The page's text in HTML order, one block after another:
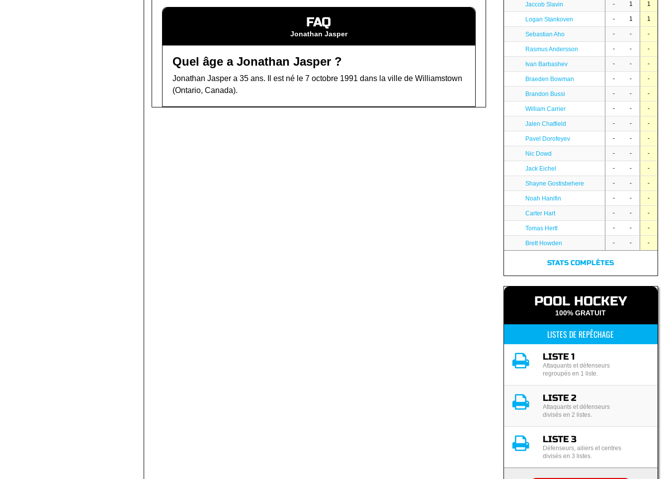
FAQ
Jonathan Jasper
Quel âge a Jonathan Jasper ?
Jonathan Jasper a 35 ans. Il est né le 7 octobre 1991 dans la ville de Williamstown
(Ontario, Canada).
Jaccob Slavin - 1 1
Logan Stankoven - 1 1
Sebastian Aho - - -
Rasmus Andersson - - -
Ivan Barbashev - - -
Braeden Bowman - - -
Brandon Bussi - - -
William Carrier - - -
Jalen Chatfield - - -
Pavel Dorofeyev - - -
Nic Dowd - - -
Jack Eichel - - -
Shayne Gostisbehere - - -
Noah Hanifin - - -
Carter Hart - - -
Tomas Hertl - - -
Brett Howden - - -
STATS COMPLÈTES
POOL HOCKEY
100% GRATUIT
LISTES DE REPÊCHAGE
LISTE 1
Attaquants et défenseurs
regroupés en 1 liste.
LISTE 2
Attaquants et défenseurs
divisés en 2 listes.
LISTE 3
Défenseurs, ailiers et centres
divisés en 3 listes.